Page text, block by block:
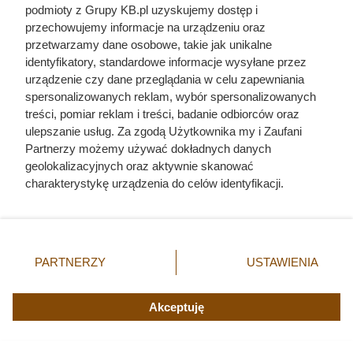
Jedyny groźny pająk w Polsce
właśnie wchodzi do domów.
Polacy nie wiedzą, jak reagować
podmioty z Grupy KB.pl uzyskujemy dostęp i
przechowujemy informacje na urządzeniu oraz
przetwarzamy dane osobowe, takie jak unikalne
identyfikatory, standardowe informacje wysyłane przez
urządzenie czy dane przeglądania w celu zapewniania
spersonalizowanych reklam, wybór spersonalizowanych
treści, pomiar reklam i treści, badanie odbiorców oraz
ulepszanie usług. Za zgodą Użytkownika my i Zaufani
Partnerzy możemy używać dokładnych danych
geolokalizacyjnych oraz aktywnie skanować
charakterystykę urządzenia do celów identyfikacji.
zmienić/wycofać klikając przycisk ustawień prywatności
znajdujący się w lewym dolnym rogu strony. Niektóre
użytkownika, ale masz prawo sprzeciwić się takiemu
przetwarzaniu. Preferencje będą miały zastosowania tylko
PARTNERZY USTAWIENIA
Akceptuję